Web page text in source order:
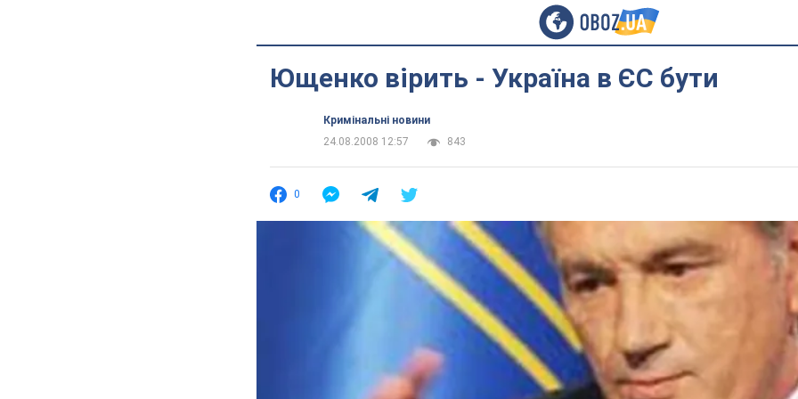
Ющенко вірить - Україна в ЄС бути
Кримінальні новини
24.08.2008 12:57
843
0